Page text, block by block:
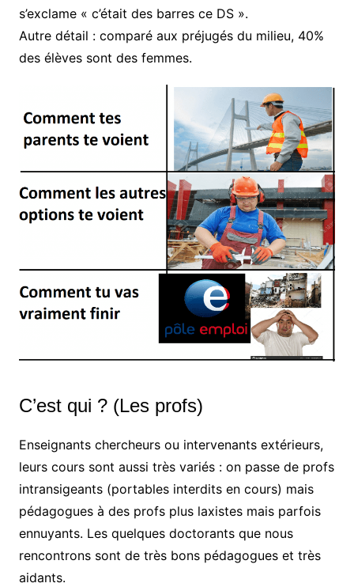
s’exclame « c’était des barres ce DS ».
Autre détail : comparé aux préjugés du milieu, 40%
des élèves sont des femmes.
C’est qui ? (Les profs)
Enseignants chercheurs ou intervenants extérieurs,
leurs cours sont aussi très variés : on passe de profs
intransigeants (portables interdits en cours) mais
pédagogues à des profs plus laxistes mais parfois
ennuyants. Les quelques doctorants que nous
rencontrons sont de très bons pédagogues et très
aidants.